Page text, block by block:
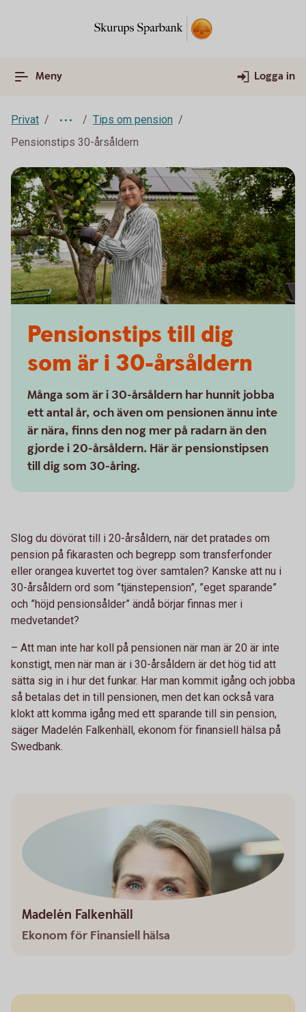
Meny Logga in
Privat
Tips om pension
Pensionstips 30-årsåldern
Pensionstips till dig
som är i 30-årsåldern
Många som är i 30-årsåldern har hunnit jobba
ett antal år, och även om pensionen ännu inte
är nära, finns den nog mer på radarn än den
gjorde i 20-årsåldern. Här är pensionstipsen
till dig som 30-åring.
Slog du dövörat till i 20-årsåldern, när det pratades om
pension på fikarasten och begrepp som transferfonder
eller orangea kuvertet tog över samtalen? Kanske att nu i
30-årsåldern ord som ”tjänstepension”, ”eget sparande”
och ”höjd pensionsålder” ändå börjar finnas mer i
medvetandet?
– Att man inte har koll på pensionen när man är 20 är inte
konstigt, men när man är i 30-årsåldern är det hög tid att
sätta sig in i hur det funkar. Har man kommit igång och jobba
så betalas det in till pensionen, men det kan också vara
klokt att komma igång med ett sparande till sin pension,
säger Madelén Falkenhäll, ekonom för finansiell hälsa på
Swedbank.
Madelén Falkenhäll
Ekonom för Finansiell hälsa